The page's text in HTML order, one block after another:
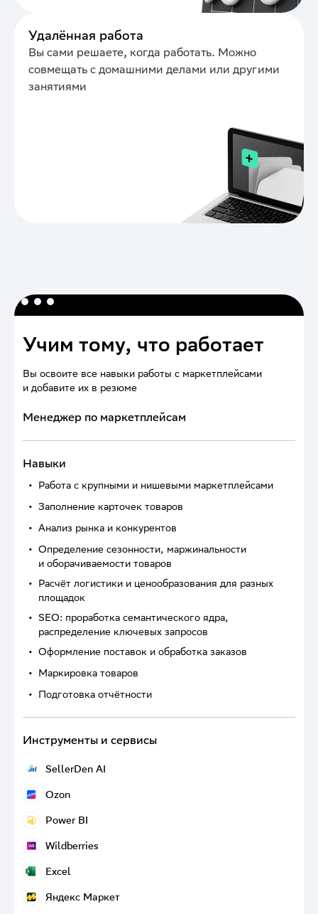
Удалённая работа
Вы сами решаете, когда работать. Можно
совмещать с домашними делами или другими
занятиями
Учим тому, что работает
Вы освоите все навыки работы с маркетплейсами
и добавите их в резюме
Менеджер по маркетплейсам
Навыки
Работа с крупными и нишевыми маркетплейсами
Заполнение карточек товаров
Анализ рынка и конкурентов
Определение сезонности, маржинальности
и оборачиваемости товаров
Расчёт логистики и ценообразования для разных
площадок
SEO: проработка семантического ядра,
распределение ключевых запросов
Оформление поставок и обработка заказов
Маркировка товаров
Подготовка отчётности
Инструменты и сервисы
SellerDen AI
на маркетплейсах — от нейросетей для создания карточек
Ozon
Power BI
данные, визуализировать их и следить за показателями компании
Wildberries
Excel
Яндекс Маркет